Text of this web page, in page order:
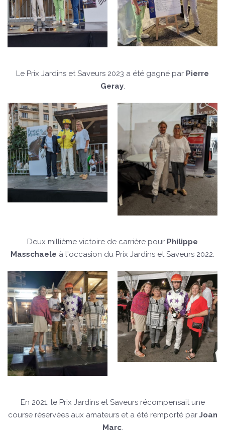
Le Prix Jardins et Saveurs 2023 a été gagné par Pierre
Geray.
Deux millième victoire de carrière pour Philippe
Masschaele à l'occasion du Prix Jardins et Saveurs 2022.
En 2021, le Prix Jardins et Saveurs récompensait une
course réservées aux amateurs et a été remporté par Joan
Marc.